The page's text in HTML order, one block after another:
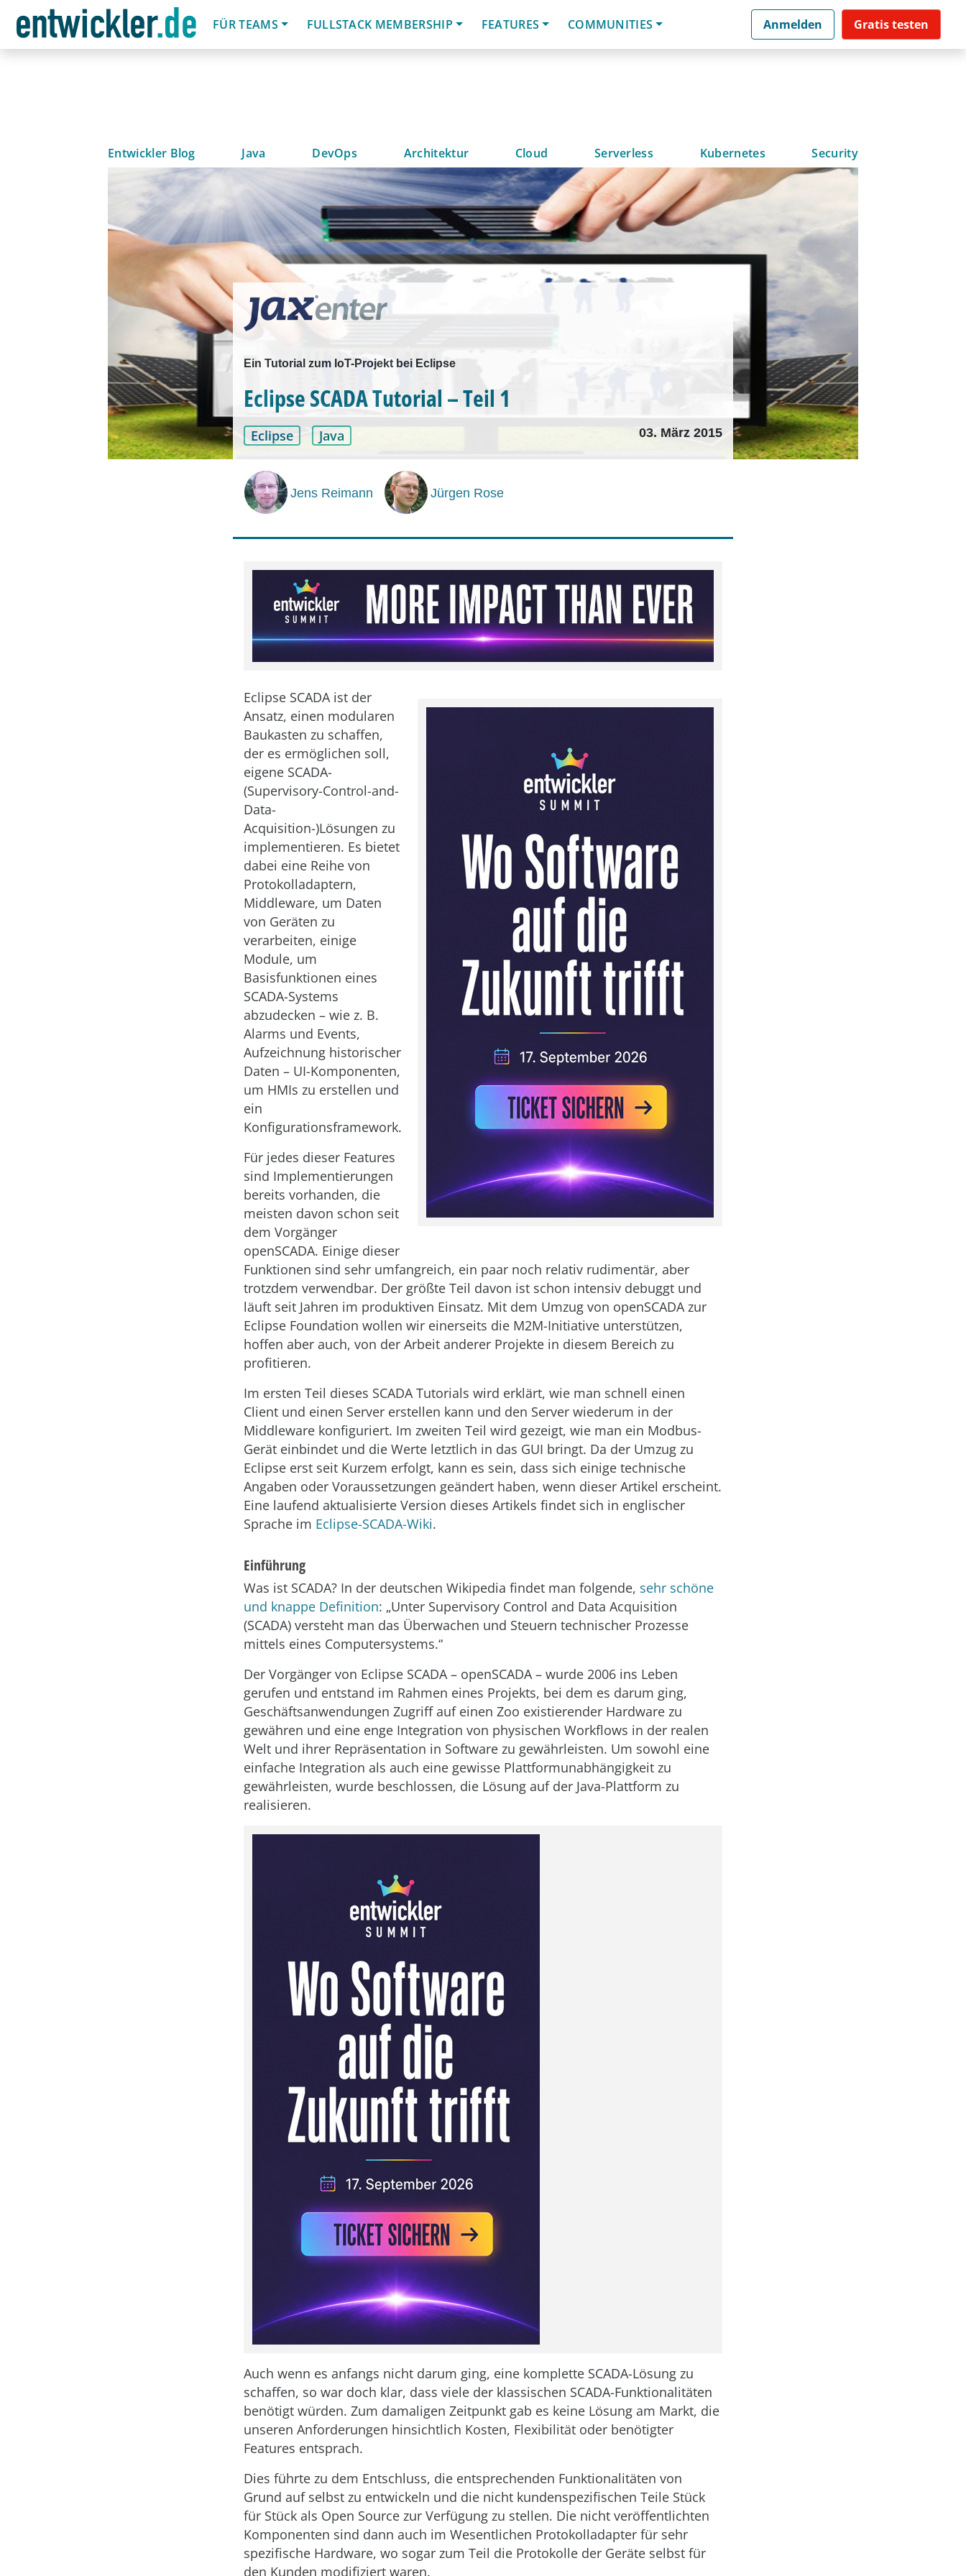
FÜR TEAMS
FULLSTACK MEMBERSHIP FEATURES COMMUNITIES Anmelden Gratis testen
Entwickler Blog Java DevOps Architektur Cloud Serverless Kubernetes Security
Ein Tutorial zum IoT-Projekt bei Eclipse
Eclipse SCADA Tutorial – Teil 1
Eclipse Java 03. März 2015
Jens Reimann Jürgen Rose
Eclipse SCADA ist der
Ansatz, einen modularen
Baukasten zu schaffen,
der es ermöglichen soll,
eigene SCADA-
(Supervisory-Control-and-
Data-
Acquisition-)Lösungen zu
implementieren. Es bietet
dabei eine Reihe von
Protokolladaptern,
Middleware, um Daten
von Geräten zu
verarbeiten, einige
Module, um
Basisfunktionen eines
SCADA-Systems
abzudecken – wie z. B.
Alarms und Events,
Aufzeichnung historischer
Daten – UI-Komponenten,
um HMIs zu erstellen und
ein
Konfigurationsframework.
Für jedes dieser Features
sind Implementierungen
bereits vorhanden, die
meisten davon schon seit
dem Vorgänger
openSCADA. Einige dieser
Funktionen sind sehr umfangreich, ein paar noch relativ rudimentär, aber
trotzdem verwendbar. Der größte Teil davon ist schon intensiv debuggt und
läuft seit Jahren im produktiven Einsatz. Mit dem Umzug von openSCADA zur
Eclipse Foundation wollen wir einerseits die M2M-Initiative unterstützen,
hoffen aber auch, von der Arbeit anderer Projekte in diesem Bereich zu
profitieren.
Im ersten Teil dieses SCADA Tutorials wird erklärt, wie man schnell einen
Client und einen Server erstellen kann und den Server wiederum in der
Middleware konfiguriert. Im zweiten Teil wird gezeigt, wie man ein Modbus-
Gerät einbindet und die Werte letztlich in das GUI bringt. Da der Umzug zu
Eclipse erst seit Kurzem erfolgt, kann es sein, dass sich einige technische
Angaben oder Voraussetzungen geändert haben, wenn dieser Artikel erscheint.
Eine laufend aktualisierte Version dieses Artikels findet sich in englischer
Sprache im Eclipse-SCADA-Wiki.
Einführung
Was ist SCADA? In der deutschen Wikipedia findet man folgende, sehr schöne
und knappe Definition: „Unter Supervisory Control and Data Acquisition
(SCADA) versteht man das Überwachen und Steuern technischer Prozesse
mittels eines Computersystems.“
Der Vorgänger von Eclipse SCADA – openSCADA – wurde 2006 ins Leben
gerufen und entstand im Rahmen eines Projekts, bei dem es darum ging,
Geschäftsanwendungen Zugriff auf einen Zoo existierender Hardware zu
gewähren und eine enge Integration von physischen Workflows in der realen
Welt und ihrer Repräsentation in Software zu gewährleisten. Um sowohl eine
einfache Integration als auch eine gewisse Plattformunabhängigkeit zu
gewährleisten, wurde beschlossen, die Lösung auf der Java-Plattform zu
realisieren.
Auch wenn es anfangs nicht darum ging, eine komplette SCADA-Lösung zu
schaffen, so war doch klar, dass viele der klassischen SCADA-Funktionalitäten
benötigt würden. Zum damaligen Zeitpunkt gab es keine Lösung am Markt, die
unseren Anforderungen hinsichtlich Kosten, Flexibilität oder benötigter
Features entsprach.
Dies führte zu dem Entschluss, die entsprechenden Funktionalitäten von
Grund auf selbst zu entwickeln und die nicht kundenspezifischen Teile Stück
für Stück als Open Source zur Verfügung zu stellen. Die nicht veröffentlichten
Komponenten sind dann auch im Wesentlichen Protokolladapter für sehr
spezifische Hardware, wo sogar zum Teil die Protokolle der Geräte selbst für
den Kunden modifiziert waren.